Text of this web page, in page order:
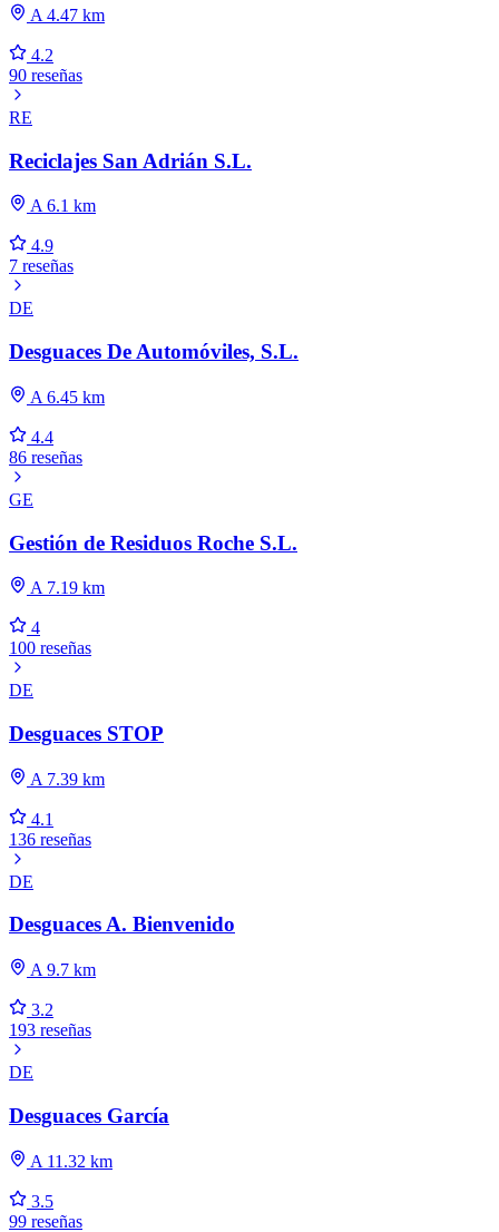
A 4.47 km
4.2
90 reseñas
RE
Reciclajes San Adrián S.L.
A 6.1 km
4.9
7 reseñas
DE
Desguaces De Automóviles, S.L.
A 6.45 km
4.4
86 reseñas
GE
Gestión de Residuos Roche S.L.
A 7.19 km
4
100 reseñas
DE
Desguaces STOP
A 7.39 km
4.1
136 reseñas
DE
Desguaces A. Bienvenido
A 9.7 km
3.2
193 reseñas
DE
Desguaces García
A 11.32 km
3.5
99 reseñas